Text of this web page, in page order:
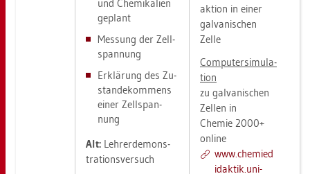
und Che­mi­ka­li­en
ge­plant
Mes­sung der Zell­
span­nung
Er­klä­rung des Zu­
stan­de­kom­mens
einer Zell­span­
nung
Alt: Leh­rer­de­mons­
tra­ti­ons­ver­such
ak­ti­on in einer
gal­va­ni­schen
Zelle
Com­pu­ter­si­mu­la­
ti­on
zu gal­va­ni­schen
Zel­len in
Che­mie 2000+
on­line
www.​che​mied​
idak​tik.​uni-​